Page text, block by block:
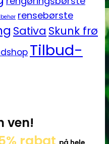
rensebørste
Sativa Skunk frø
Tilbud-
ven!